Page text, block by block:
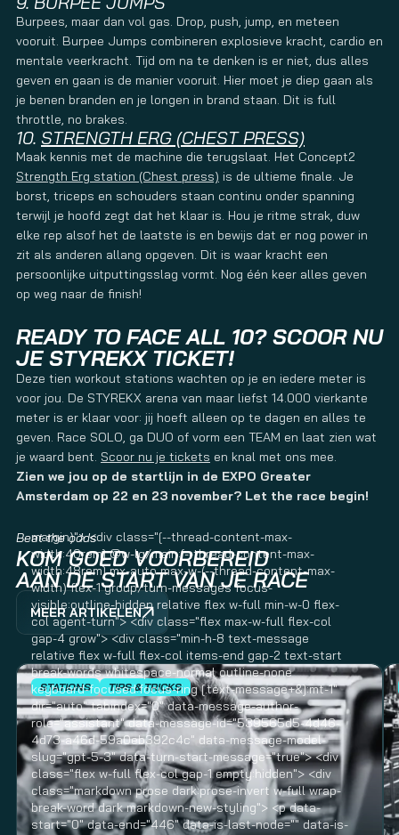
Burpees, maar dan vol gas. Drop, push, jump, en meteen
vooruit. Burpee Jumps combineren explosieve kracht, cardio en
mentale veerkracht. Tijd om na te denken is er niet, dus alles
geven en gaan is de manier vooruit. Hier moet je diep gaan als
je benen branden en je longen in brand staan. Dit is full
throttle, no brakes.
10. STRENGTH ERG (CHEST PRESS)
Maak kennis met de machine die terugslaat. Het Concept2
Strength Erg station (Chest press) is de ultieme finale. Je
borst, triceps en schouders staan continu onder spanning
terwijl je hoofd zegt dat het klaar is. Hou je ritme strak, duw
elke rep alsof het de laatste is en bewijs dat er nog power in
zit als anderen allang opgeven. Dit is waar kracht een
persoonlijke uitputtingsslag vormt. Nog één keer alles geven
op weg naar de finish!
READY TO FACE ALL 10? SCOOR NU
JE STYREKX TICKET!
Deze tien workout stations wachten op je en iedere meter is
voor jou. De STYREKX arena van maar liefst 14.000 vierkante
meter is er klaar voor: jij hoeft alleen op te dagen en alles te
geven. Race SOLO, ga DUO of vorm een TEAM en laat zien wat
je waard bent. Scoor nu je tickets en knal met ons mee.
Zien we jou op de startlijn in de EXPO Greater
Amsterdam op 22 en 23 november? Let the race begin!
Beat the odds
KOM GOED VOORBEREID
AAN DE START VAN JE RACE
MEER ARTIKELEN
STATIONS TIPS & TRICKS
ZO TRAIN JE VOOR DE STRENGTHERG!
<section class="text-token-text-primary w-full
focus:outline-none [--shadow-height:45px] has-data-
writing-block:pointer-events-none has-data-writing-
block:-mt-(--shadow-height) has-data-writing-block:pt-
(--shadow-height) [&:has([data-writing-
block])>*]:pointer-events-auto [content-visibility:auto]
supports-[content-visibility:auto]:[contain-intrinsic-
size:auto_100lvh] R6Vx5W_threadScrollVars scroll-mb-
[calc(var(--scroll-root-safe-area-inset-
[calc(var(--header-
height)+min(200px,max(70px,20svh)))]" dir="auto" data-
turn-id="request-WEB:6393dd0f-2e5a-404e-810d-
c691db181957-8" data-testid="conversation-turn-18"
data-scroll-anchor="false" data-turn="assistant"> <div
class="text-base my-auto mx-auto pb-10 [--thread-
content-margin:var(--thread-content-margin-
xs,calc(var(--spacing)*4))] @w-sm/main:[--thread-
content-margin:var(--thread-content-margin-
sm,calc(var(--spacing)*6))] @w-lg/main:[--thread-
content-margin:var(--thread-content-margin-
margin)"> <div class="[--thread-content-max-
width:40rem] @w-lg/main:[--thread-content-max-
width:48rem] mx-auto max-w-(--thread-content-max-
width) flex-1 group/turn-messages focus-
visible:outline-hidden relative flex w-full min-w-0 flex-
col agent-turn"> <div class="flex max-w-full flex-col
gap-4 grow"> <div class="min-h-8 text-message
relative flex w-full flex-col items-end gap-2 text-start
break-words whitespace-normal outline-none
keyboard-focused:focus-ring [.text-message+&]:mt-1"
dir="auto" tabindex="0" data-message-author-
role="assistant" data-message-id="539565d5-4d46-
4d73-a46d-59a0eb392c4c" data-message-model-
slug="gpt-5-3" data-turn-start-message="true"> <div
class="flex w-full flex-col gap-1 empty:hidden"> <div
class="markdown prose dark:prose-invert w-full wrap-
break-word dark markdown-new-styling"> <p data-
start="0" data-end="446" data-is-last-node="" data-is-